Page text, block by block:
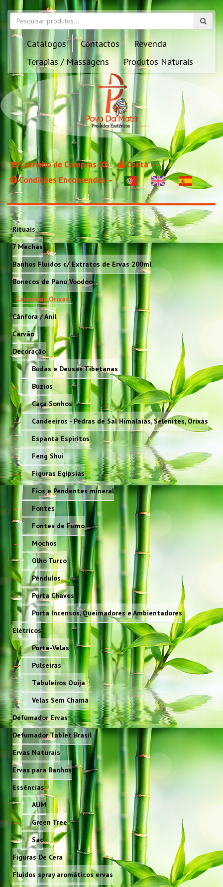
Catálogos Contactos
Revenda
Terapias / Massagens
Produtos Naturais
Carrinho de Compras (0)
Conta
Condições Encomendas
Rituais
7 Mechas
Banhos Fluidos c/ Extratos de Ervas 200ml
Bonecos de Pano Voodoo
Caixinhas Orixás
Cânfora / Anil
Carvão
Decoração
Budas e Deusas Tibetanas
Búzios
Caça Sonhos
Candeeiros - Pedras de Sal Himalaias, Selenites, Orixás
Espanta Espiritos
Feng Shui
Figuras Egípsias
Fios e Pendentes mineral
Fontes
Fontes de Fumo
Mochos
Olho Turco
Pêndulos
Porta Chaves
Porta Incensos, Queimadores e Ambientadores
Elétricos
Porta-Velas
Pulseiras
Tabuleiros Ouija
Velas Sem Chama
Defumador Ervas
Defumador Tablet Brasil
Ervas Naturais
Ervas para Banhos
Essências
AUM
Green Tree
Sac
Figuras De Cera
Fluídos spray aromáticos ervas